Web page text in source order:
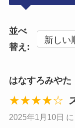
並べ
替え:
はなすろみやた
★★★★☆
2025年1月10日